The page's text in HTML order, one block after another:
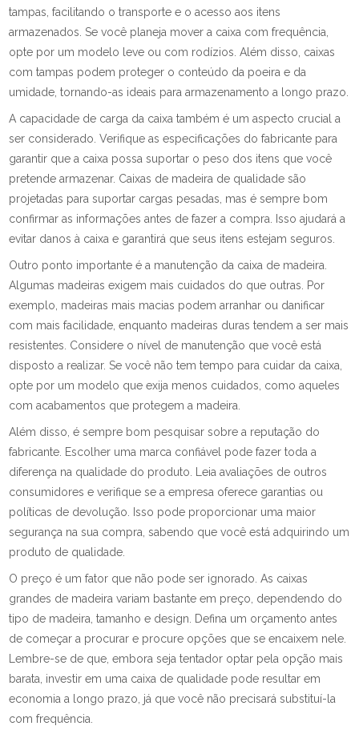
tampas, facilitando o transporte e o acesso aos itens
armazenados. Se você planeja mover a caixa com frequência,
opte por um modelo leve ou com rodízios. Além disso, caixas
com tampas podem proteger o conteúdo da poeira e da
umidade, tornando-as ideais para armazenamento a longo prazo.
A capacidade de carga da caixa também é um aspecto crucial a
ser considerado. Verifique as especificações do fabricante para
garantir que a caixa possa suportar o peso dos itens que você
pretende armazenar. Caixas de madeira de qualidade são
projetadas para suportar cargas pesadas, mas é sempre bom
confirmar as informações antes de fazer a compra. Isso ajudará a
evitar danos à caixa e garantirá que seus itens estejam seguros.
Outro ponto importante é a manutenção da caixa de madeira.
Algumas madeiras exigem mais cuidados do que outras. Por
exemplo, madeiras mais macias podem arranhar ou danificar
com mais facilidade, enquanto madeiras duras tendem a ser mais
resistentes. Considere o nível de manutenção que você está
disposto a realizar. Se você não tem tempo para cuidar da caixa,
opte por um modelo que exija menos cuidados, como aqueles
com acabamentos que protegem a madeira.
Além disso, é sempre bom pesquisar sobre a reputação do
fabricante. Escolher uma marca confiável pode fazer toda a
diferença na qualidade do produto. Leia avaliações de outros
consumidores e verifique se a empresa oferece garantias ou
políticas de devolução. Isso pode proporcionar uma maior
segurança na sua compra, sabendo que você está adquirindo um
produto de qualidade.
O preço é um fator que não pode ser ignorado. As caixas
grandes de madeira variam bastante em preço, dependendo do
tipo de madeira, tamanho e design. Defina um orçamento antes
de começar a procurar e procure opções que se encaixem nele.
Lembre-se de que, embora seja tentador optar pela opção mais
barata, investir em uma caixa de qualidade pode resultar em
economia a longo prazo, já que você não precisará substituí-la
com frequência.